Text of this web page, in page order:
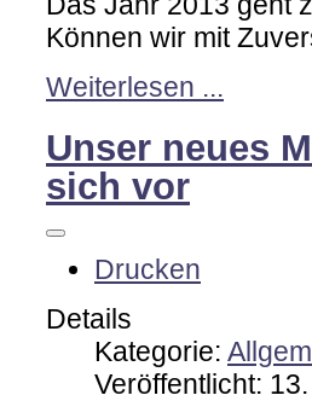
Können wir mit
Weiterlesen ...
Unser neues
sich vor
Drucken
Details
Kategorie:
Veröffentlicht: